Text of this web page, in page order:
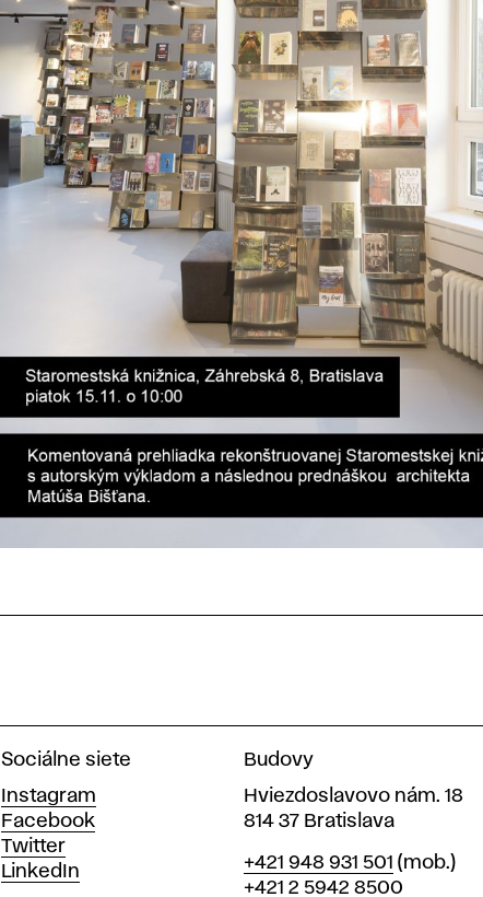
Sociálne siete
Instagram
Facebook
Twitter
LinkedIn
Budovy
Hviezdoslavovo nám. 18
814 37 Bratislava
Telefón
+421 948 931 501 (mob.)
+421 2 5942 8500